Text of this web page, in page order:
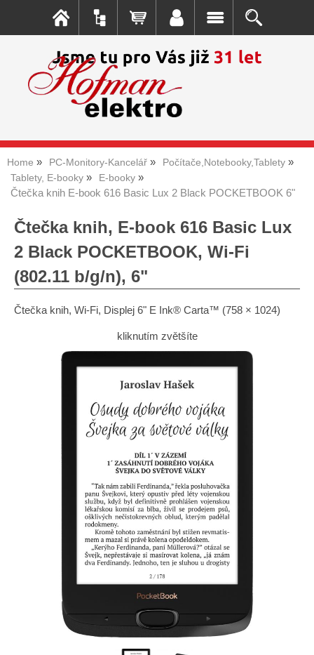
Home PC-Monitory-Kancelář
Počítače,Notebooky,Tablety
Tablety, E-booky
E-booky
Čtečka knih E-book 616 Basic Lux 2 Black POCKETBOOK 6"
Čtečka knih, E-book 616 Basic Lux
2 Black POCKETBOOK, Wi-Fi
(802.11 b/g/n), 6"
Čtečka knih, Wi-Fi, Displej 6" E Ink® Carta™ (758 × 1024)
kliknutím zvětšíte